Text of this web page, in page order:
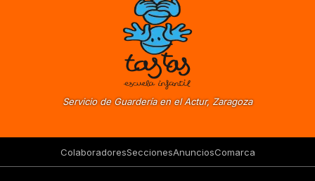
Servicio de Guardería en el Actur, Zaragoza
ColaboradoresSeccionesAnunciosComarca